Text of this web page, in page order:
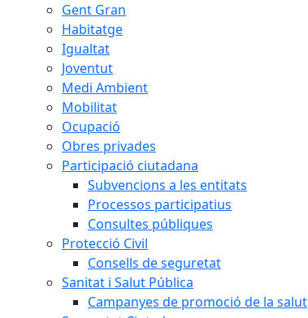
Gent Gran
Habitatge
Igualtat
Joventut
Medi Ambient
Mobilitat
Ocupació
Obres privades
Participació ciutadana
Subvencions a les entitats
Processos participatius
Consultes públiques
Protecció Civil
Consells de seguretat
Sanitat i Salut Pública
Campanyes de promoció de la salut